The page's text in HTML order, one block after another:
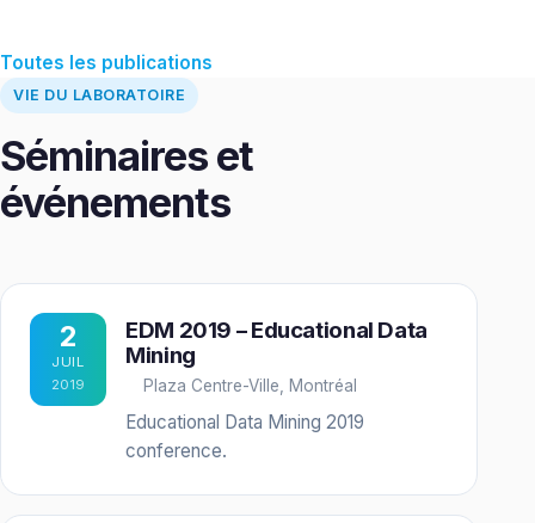
Toutes les publications
VIE DU LABORATOIRE
Séminaires et
événements
2
JUIL
2019
EDM 2019 – Educational Data
Mining
Plaza Centre-Ville, Montréal
Educational Data Mining 2019
conference.